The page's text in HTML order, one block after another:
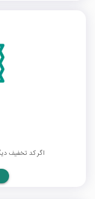
اگر کد تخفیف